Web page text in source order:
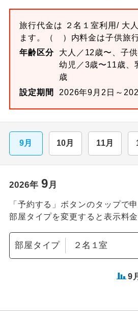
旅行代金は ２名１室利用/ 大
ます。
（ ）内料金は子供旅
年齢区分
大人／12歳〜、子
幼児／3歳〜11歳、
歳
設定期間
2026年9月2日～
9月 10月 11月
2026年 9月
「予約する」ボタンのタップで
部屋タイプを変更すると表示料金
部屋タイプ
9